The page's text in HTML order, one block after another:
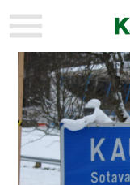
KAUPUNKI
AJANKOHTAISTA
URHEILU
KULTTUURI
HISTORIA